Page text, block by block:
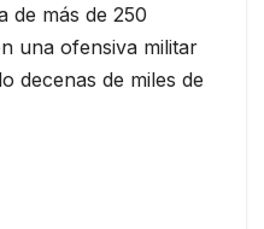
de más de 250
una ofensiva militar
decenas de miles de